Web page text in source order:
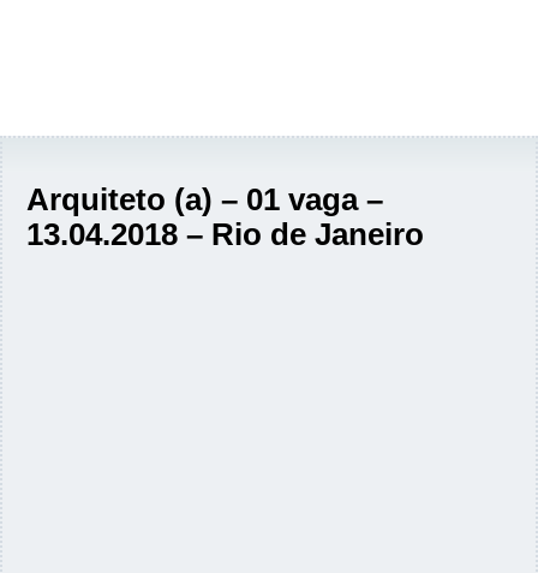
Arquiteto (a) – 01 vaga –
13.04.2018 – Rio de Janeiro